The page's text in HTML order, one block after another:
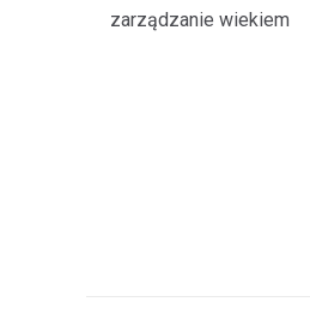
zarządzanie wiekiem